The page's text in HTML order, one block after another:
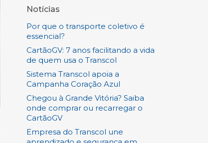
Notícias
Por que o transporte coletivo é
essencial?
CartãoGV: 7 anos facilitando a vida
de quem usa o Transcol
Sistema Transcol apoia a
Campanha Coração Azul
Chegou à Grande Vitória? Saiba
onde comprar ou recarregar o
CartãoGV
Empresa do Transcol une